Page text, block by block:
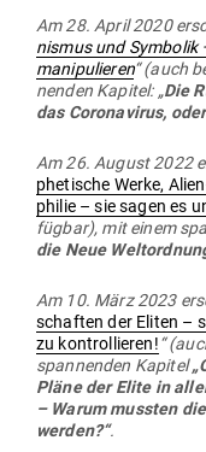
Am 28. April 2020
nismus und Sym­bolik
mani­pu­lieren“ (auch
nenden Kapitel: „Die
das Coro­na­virus,
Am 26. August 2022
phe­tische Werke,
philie – sie sagen es
fügbar), mit einem
die Neue
Am 10. März 2023
schaften der Eliten –
zu kon­trol­lieren!“
span­nenden Kapitel
Pläne der Elite in
– Warum mussten
werden?“.